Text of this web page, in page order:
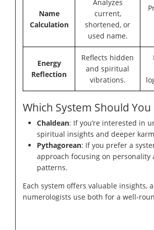
Name
Calculation
Analyzes
current,
shortened, or
used name.
Energy
Reflection
Reflects hidden
and spiritual
vibrations.
Which System Should You
Chaldean: If you’re interested in
spiritual insights and deeper
Pythagorean: If you prefer a
approach focusing on personality
patterns.
Each system offers valuable insights,
numerologists use both for a well-